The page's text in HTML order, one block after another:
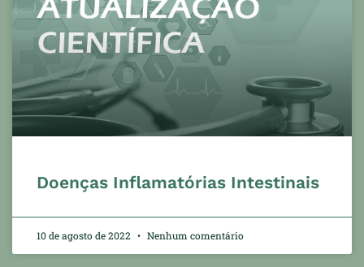
Doenças Inflamatórias Intestinais
10 de agosto de 2022 Nenhum comentário